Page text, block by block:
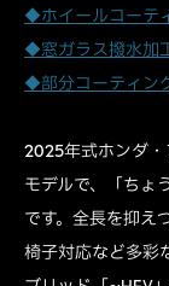
◆ホイールコーテ
◆窓ガラス撥水加
◆部分コーティン
2025年式ホンダ
モデルで、「ちょ
です。全長を抑え
椅子対応など多彩